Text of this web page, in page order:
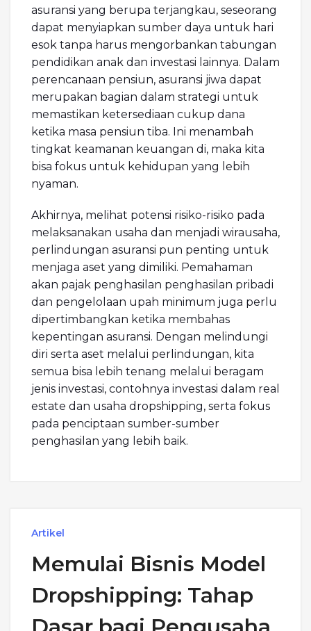
asuransi yang berupa terjangkau, seseorang
dapat menyiapkan sumber daya untuk hari
esok tanpa harus mengorbankan tabungan
pendidikan anak dan investasi lainnya. Dalam
perencanaan pensiun, asuransi jiwa dapat
merupakan bagian dalam strategi untuk
memastikan ketersediaan cukup dana
ketika masa pensiun tiba. Ini menambah
tingkat keamanan keuangan di, maka kita
bisa fokus untuk kehidupan yang lebih
nyaman.
Akhirnya, melihat potensi risiko-risiko pada
melaksanakan usaha dan menjadi wirausaha,
perlindungan asuransi pun penting untuk
menjaga aset yang dimiliki. Pemahaman
akan pajak penghasilan penghasilan pribadi
dan pengelolaan upah minimum juga perlu
dipertimbangkan ketika membahas
kepentingan asuransi. Dengan melindungi
diri serta aset melalui perlindungan, kita
semua bisa lebih tenang melalui beragam
jenis investasi, contohnya investasi dalam real
estate dan usaha dropshipping, serta fokus
pada penciptaan sumber-sumber
penghasilan yang lebih baik.
Artikel
Memulai Bisnis Model
Dropshipping: Tahap